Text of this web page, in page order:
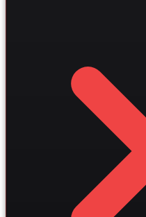
значительно повышает
интеллектуальной